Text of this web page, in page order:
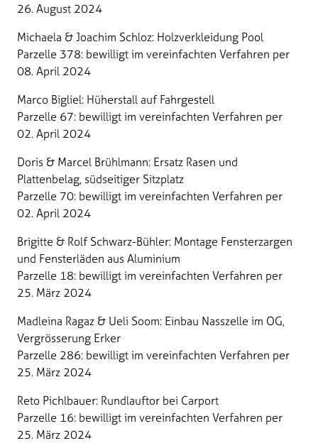
26. August 2024
Michaela & Joachim Schloz: Holzverkleidung Pool
Parzelle 378: bewilligt im vereinfachten Verfahren per
08. April 2024
Marco Bigliel: Hüherstall auf Fahrgestell
Parzelle 67: bewilligt im vereinfachten Verfahren per
02. April 2024
Doris & Marcel Brühlmann: Ersatz Rasen und
Plattenbelag, südseitiger Sitzplatz
Parzelle 70: bewilligt im vereinfachten Verfahren per
02. April 2024
Brigitte & Rolf Schwarz-Bühler: Montage Fensterzargen
und Fensterläden aus Aluminium
Parzelle 18: bewilligt im vereinfachten Verfahren per
25. März 2024
Madleina Ragaz & Ueli Soom: Einbau Nasszelle im OG,
Vergrösserung Erker
Parzelle 286: bewilligt im vereinfachten Verfahren per
25. März 2024
Reto Pichlbauer: Rundlauftor bei Carport
Parzelle 16: bewilligt im vereinfachten Verfahren per
25. März 2024